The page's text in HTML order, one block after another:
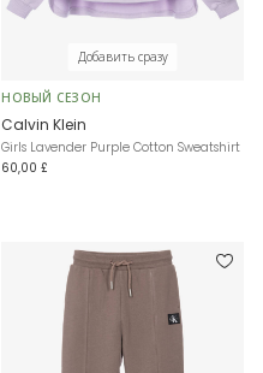
Добавить сразу
НОВЫЙ СЕЗОН
Calvin Klein
Girls Lavender Purple Cotton Sweatshirt
60,00 £